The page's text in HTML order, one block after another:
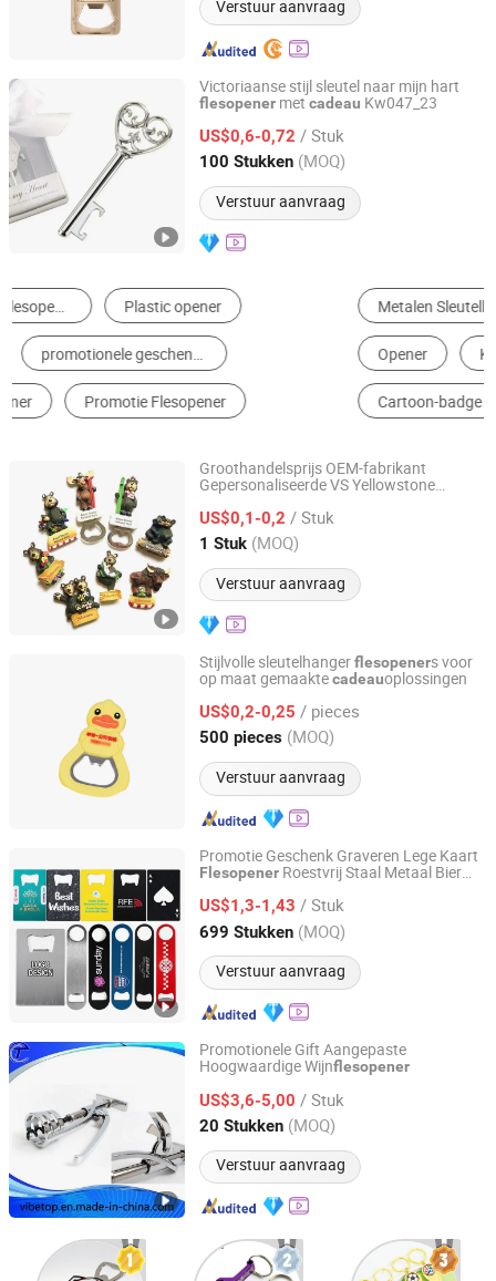
Verstuur aanvraag
Victoriaanse stijl sleutel naar mijn hart
flesopener met cadeau Kw047_23
US$0,6-0,72 / Stuk
100 Stukken (MOQ)
Verstuur aanvraag
Shanghai Qihai Toys Co.,ltd
Zhejiang, China Sinds 2016
Metalen Sleutelhanger Metal Handwerk
Opener Koelkast Magneetje Souvenir
Cartoon-badge
Groothandelsprijs OEM-fabrikant
Gepersonaliseerde VS Yellowstone
Toeristische Geschenken Aangepaste
Hars Polyresin Souvenir
Fabriek
US$0,1-0,2 / Stuk
1 Stuk (MOQ)
Verstuur aanvraag
Yiwu Million Creation Company
Zhejiang, China Sinds 2026
Stijlvolle sleutelhangerflesopeners voor
op maat gemaaktecadeauoplossingen
US$0,2-0,25 / pieces
500 pieces (MOQ)
Verstuur aanvraag
Quanzhou Xiaoye Trading Co., Ltd.
Fujian, China Sinds 2025
Promotie Geschenk Graveren Lege Kaart
Flesopener Roestvrij Staal Metaal Bier
US$1,3-1,43 / Stuk
699 Stukken (MOQ)
Verstuur aanvraag
GOOD SELLER CO., LTD
Zhejiang, China Sinds 2010
Promotionele Gift Aangepaste
Hoogwaardige Wijnflesopener
US$3,6-5,00 / Stuk
20 Stukken (MOQ)
Verstuur aanvraag
Shenzhen Vibetop Technology Co., Ltd.
Guangdong, China Sinds 2015